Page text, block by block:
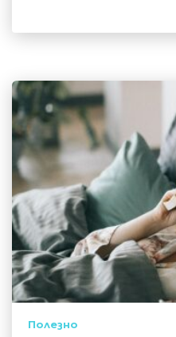
Полезно